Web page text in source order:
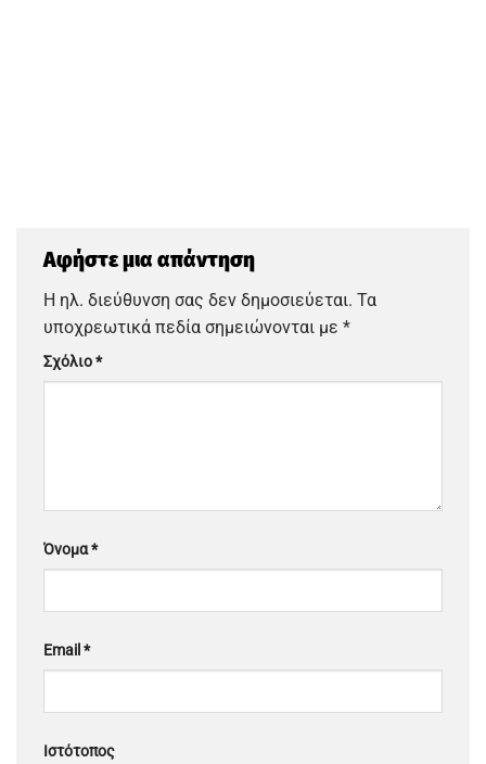
Αφήστε μια απάντηση
Η ηλ. διεύθυνση σας δεν δημοσιεύεται. Τα
υποχρεωτικά πεδία σημειώνονται με *
Σχόλιο*
Όνομα*
Email *
Ιστότοπος